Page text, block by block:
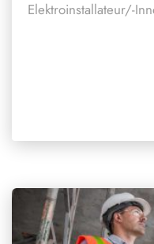
Elektroinstallateur/-